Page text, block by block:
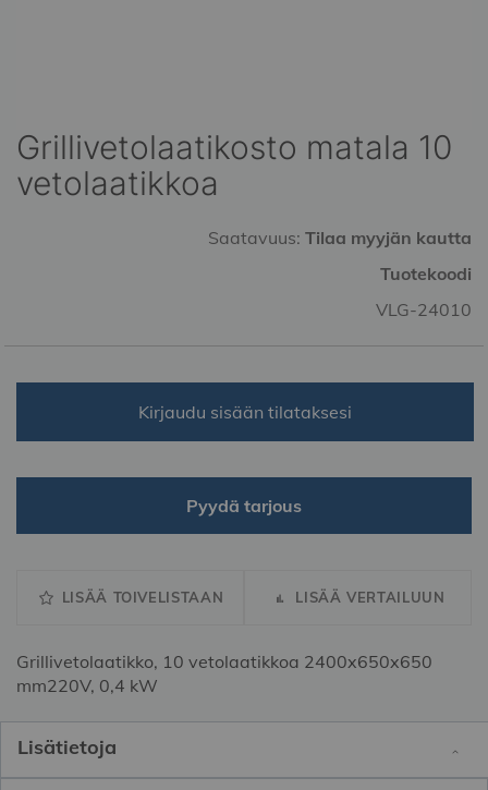
Grillivetolaatikosto matala 10
vetolaatikkoa
Saatavuus: Tilaa myyjän kautta
Tuotekoodi
VLG-24010
Kirjaudu sisään tilataksesi
Pyydä tarjous
LISÄÄ TOIVELISTAAN LISÄÄ VERTAILUUN
Grillivetolaatikko, 10 vetolaatikkoa 2400x650x650
mm220V, 0,4 kW
Skip
to
the
Lisätietoja